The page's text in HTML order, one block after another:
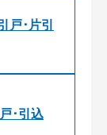
戸･片引
･引込